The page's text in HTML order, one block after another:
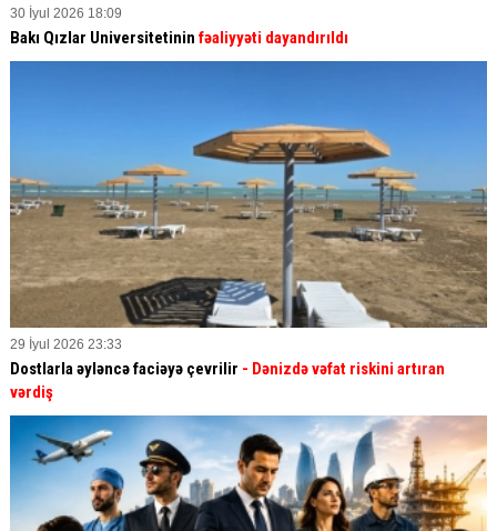
30 İyul 2026 18:09
Bakı Qızlar Universitetinin fəaliyyəti dayandırıldı
29 İyul 2026 23:33
Dostlarla əyləncə faciəyə çevrilir - Dənizdə vəfat riskini artıran
vərdiş